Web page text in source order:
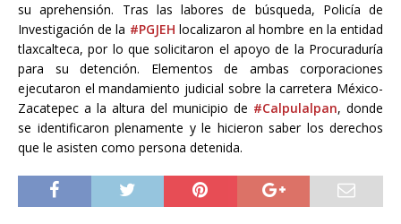
su aprehensión. Tras las labores de búsqueda, Policía de
Investigación de la #PGJEH localizaron al hombre en la entidad
tlaxcalteca, por lo que solicitaron el apoyo de la Procuraduría
para su detención. Elementos de ambas corporaciones
ejecutaron el mandamiento judicial sobre la carretera México-
Zacatepec a la altura del municipio de #Calpulalpan, donde
se identificaron plenamente y le hicieron saber los derechos
que le asisten como persona detenida.